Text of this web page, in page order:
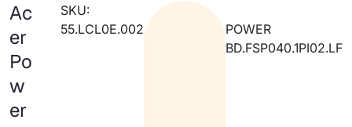
Ac
er
Po
w
er
SKU:
55.LCL0E.002
POWER
BD.FSP040.1PI02.LF